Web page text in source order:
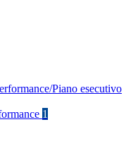
Piano esecutivo
1